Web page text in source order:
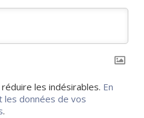
les indésirables. En
les données de vos
.